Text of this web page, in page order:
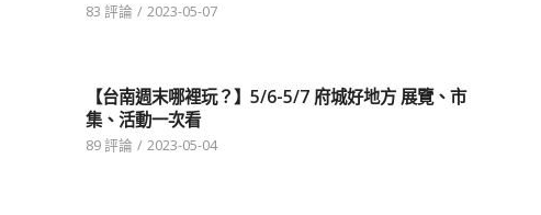
83 評論 / 2023-05-07
【台南週末哪裡玩？】5/6-5/7 府城好地方 展覽、市
集、活動一次看
89 評論 / 2023-05-04